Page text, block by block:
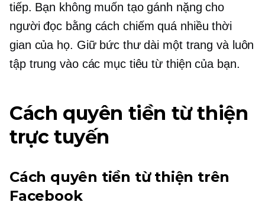
tiếp. Bạn không muốn tạo gánh nặng cho
người đọc bằng cách chiếm quá nhiều thời
gian của họ. Giữ bức thư dài một trang và luôn
tập trung vào các mục tiêu từ thiện của bạn.
Cách quyên tiền từ thiện
trực tuyến
Cách quyên tiền từ thiện trên
Facebook